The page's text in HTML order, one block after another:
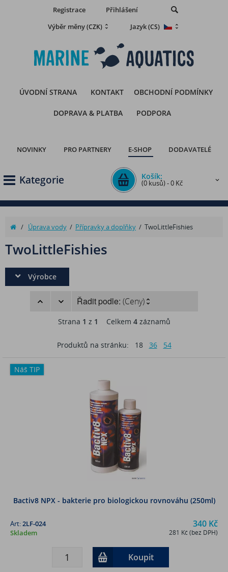
Registrace
Přihlášení
Výběr měny(CZK) Jazyk(CS)
ÚVODNÍ STRANA KONTAKT OBCHODNÍ PODMÍNKY
DOPRAVA & PLATBA PODPORA
NOVINKY PRO PARTNERY E-SHOP DODAVATELÉ
Kategorie Košík:
(0 kusů) - 0 Kč
/ Úprava vody / Přípravky a doplňky / TwoLittleFishies
TwoLittleFishies
Výrobce
Řadit podle: (Ceny)
Strana 1 z 1 Celkem 4záznamů
Produktů na stránku: 18 36 54
Náš TIP
Bactiv8 NPX - bakterie pro biologickou rovnováhu (250ml)
340 Kč
281 Kč (bez DPH)
Art:2LF-024
Skladem
Koupit